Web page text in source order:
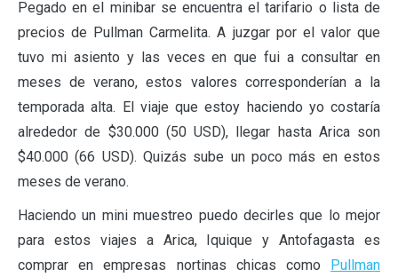
Pegado en el minibar se encuentra el tarifario o lista de
precios de Pullman Carmelita. A juzgar por el valor que
tuvo mi asiento y las veces en que fui a consultar en
meses de verano, estos valores corresponderían a la
temporada alta. El viaje que estoy haciendo yo costaría
alrededor de $30.000 (50 USD), llegar hasta Arica son
$40.000 (66 USD). Quizás sube un poco más en estos
meses de verano.
Haciendo un mini muestreo puedo decirles que lo mejor
para estos viajes a Arica, Iquique y Antofagasta es
comprar en empresas nortinas chicas como Pullman